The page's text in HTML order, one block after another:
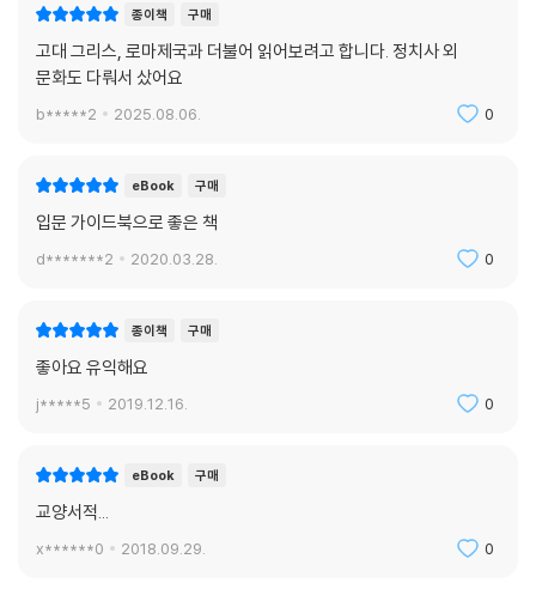
종이책 구매
고대 그리스, 로마제국과 더불어 읽어보려고 합니다. 정치사 외
문화도 다뤄서 샀어요
b*****2 2025.08.06. 0
eBook 구매
입문 가이드북으로 좋은 책
d*******2 2020.03.28. 0
종이책 구매
좋아요 유익해요
j*****5 2019.12.16. 0
eBook 구매
교양서적...
x******0 2018.09.29. 0